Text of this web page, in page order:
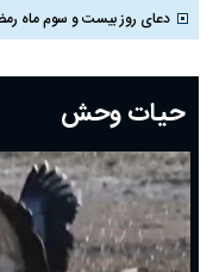
دعای روز بیست و سوم ماه رمضان؛ ۲۲
دعای روز بیستم ماه رمضان؛ ۱۹ اسفند ۱۴۰۴
دعای روز هشتم ماه مبارک رمضان؛ ۷ اسفند ماه
دعای روز هفتم ماه رمضان؛ ۶ اسفند ۱۴۰۴
دعای روز ششم ماه رمضان؛ ۵ اسفند ۱۴۰۴
دعای روز پنجم ماه رمضان؛ ۴ اسفند ۱۴۰۴
دعای روز چهارم ماه مبارک رمضان؛ ۳
حیات وحش